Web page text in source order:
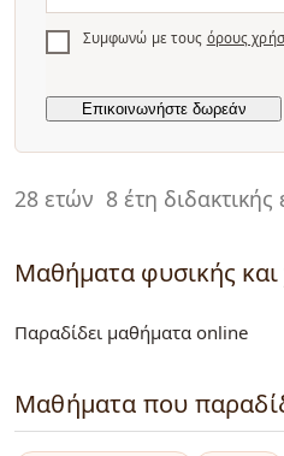
28 ετών 8 έτη διδακτικής
Μαθήματα φυσικής και
Παραδίδει μαθήματα online
Μαθήματα που
Συμφωνώ με τους όρους